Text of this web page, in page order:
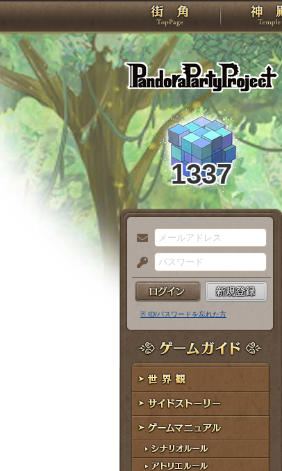
TOP
1337
メ
ー
ル
ア
ド
レ
ス
パ
ス
ー
ド
※ ID/パスワードを忘れた方
ゲームガイド
世界観
サイドストーリー
ゲームマニュアル
シナリオルール